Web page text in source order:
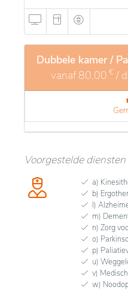
Dubbele kamer /
vanaf80,00 € /
Voorgestelde diensten
a)
b)
l)
m)
n) Zorg
o)
p)
u)
v)
w)